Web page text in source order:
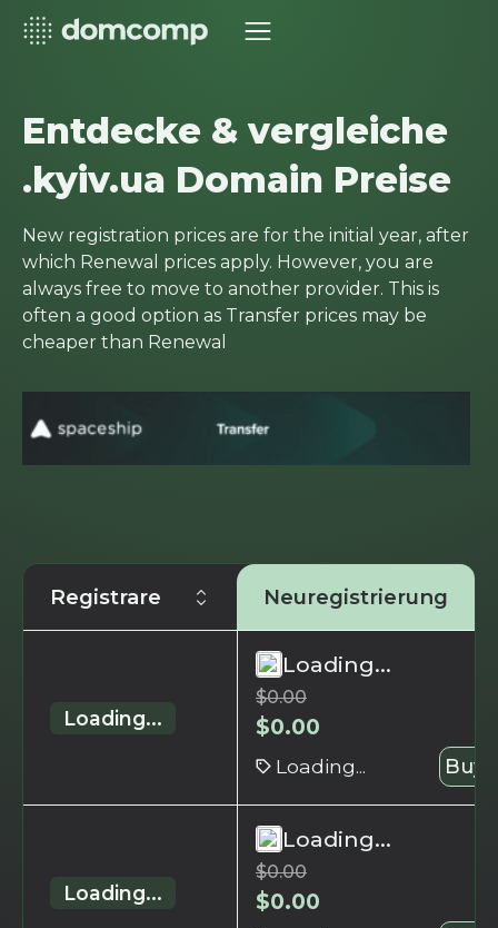
Entdecke & vergleiche
.kyiv.ua Domain Preise
New registration prices are for the initial year, after
which Renewal prices apply. However, you are
always free to move to another provider. This is
often a good option as Transfer prices may be
cheaper than Renewal
Registrare Neuregistrierung
Loading...
Loading...
$0.00
$0.00
Loading... Buy
Loading...
Loading...
$0.00
$0.00